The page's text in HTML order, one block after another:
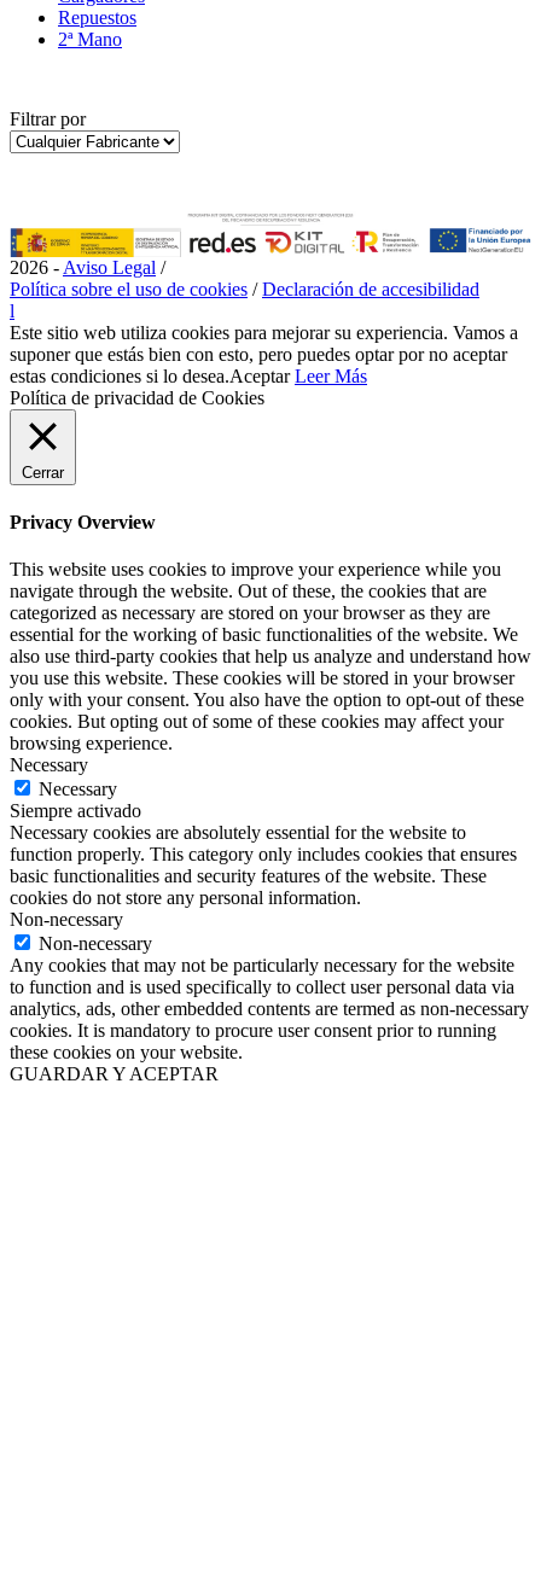
Repuestos
2ª Mano
Filtrar por
2026 -Aviso Legal /
Política sobre el uso de cookies /Declaración de accesibilidad
l
Este sitio web utiliza cookies para mejorar su experiencia. Vamos a
suponer que estás bien con esto, pero puedes optar por no aceptar
estas condiciones si lo desea.Aceptar Leer Más
Política de privacidad de Cookies
Cerrar
Privacy Overview
This website uses cookies to improve your experience while you
navigate through the website. Out of these, the cookies that are
categorized as necessary are stored on your browser as they are
essential for the working of basic functionalities of the website. We
also use third-party cookies that help us analyze and understand how
you use this website. These cookies will be stored in your browser
only with your consent. You also have the option to opt-out of these
cookies. But opting out of some of these cookies may affect your
browsing experience.
Necessary
Necessary
Siempre activado
Necessary cookies are absolutely essential for the website to
function properly. This category only includes cookies that ensures
basic functionalities and security features of the website. These
cookies do not store any personal information.
Non-necessary
Non-necessary
Any cookies that may not be particularly necessary for the website
to function and is used specifically to collect user personal data via
analytics, ads, other embedded contents are termed as non-necessary
cookies. It is mandatory to procure user consent prior to running
these cookies on your website.
GUARDAR Y ACEPTAR